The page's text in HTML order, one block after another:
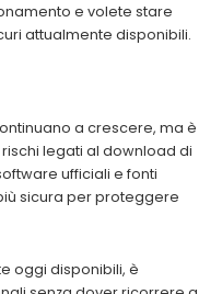
e volete stare
attualmente disponibili.
a crescere, ma è
legati al download di
ufficiali e fonti
sicura per proteggere
oggi disponibili, è